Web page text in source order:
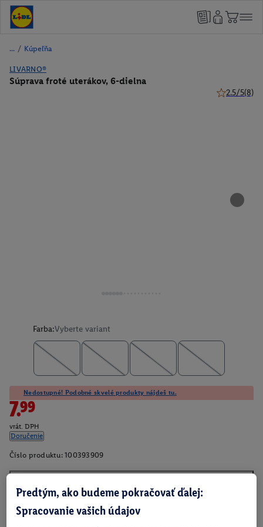
/ Kúpeľňa
LIVARNO®
Súprava froté uterákov, 6-dielna
2.5/5(8)
Farba:Vyberte variant
Nedostupné! Podobné skvelé produkty nájdeš tu.
7.99
vrát. DPH
Doručenie
Číslo produktu: 100393909
O produkte
Predtým, ako budeme pokračovať ďalej:
Spracovanie vašich údajov